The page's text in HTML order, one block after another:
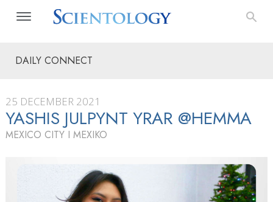
DAILY CONNECT
25 DECEMBER 2021
YASHIS JULPYNT YRAR @HEMMA
MEXICO CITY I MEXIKO